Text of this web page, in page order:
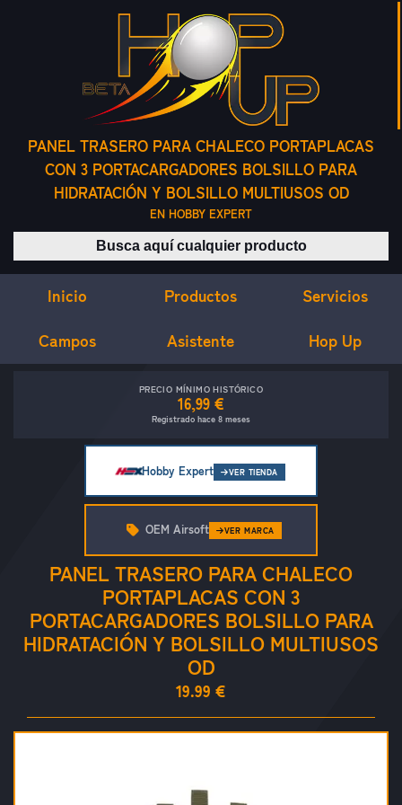
PANEL TRASERO PARA CHALECO PORTAPLACAS
CON 3 PORTACARGADORES BOLSILLO PARA
HIDRATACIÓN Y BOLSILLO MULTIUSOS OD
EN HOBBY EXPERT
Buscar productos
Inicio Productos Servicios
Campos Asistente Hop Up
PRECIO MÍNIMO HISTÓRICO
16,99 €
Registrado hace 8 meses
Hobby Expert VER TIENDA
PANEL TRASERO PARA CHALECO
PORTAPLACAS CON 3
PORTACARGADORES BOLSILLO PARA
HIDRATACIÓN Y BOLSILLO MULTIUSOS
OD
19.99 €
OEM Airsoft VER MARCA